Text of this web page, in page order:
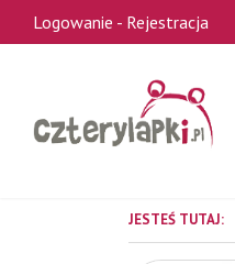
Logowanie - Rejestracja
JESTEŚ TUTAJ: